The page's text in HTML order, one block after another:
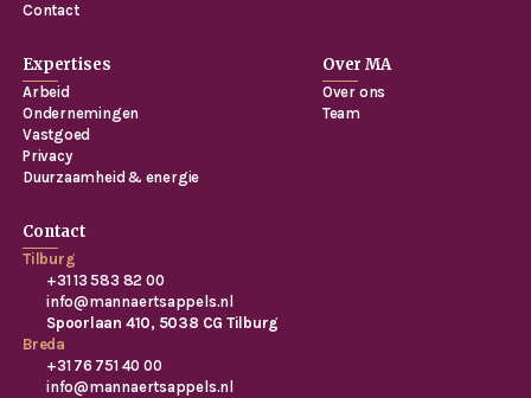
Contact
Expertises
Arbeid
Ondernemingen
Vastgoed
Privacy
Duurzaamheid & energie
Over MA
Over ons
Team
Contact
Tilburg
+31 13 583 82 00
info@mannaertsappels.nl
Spoorlaan 410, 5038 CG Tilburg
Breda
+31 76 751 40 00
info@mannaertsappels.nl